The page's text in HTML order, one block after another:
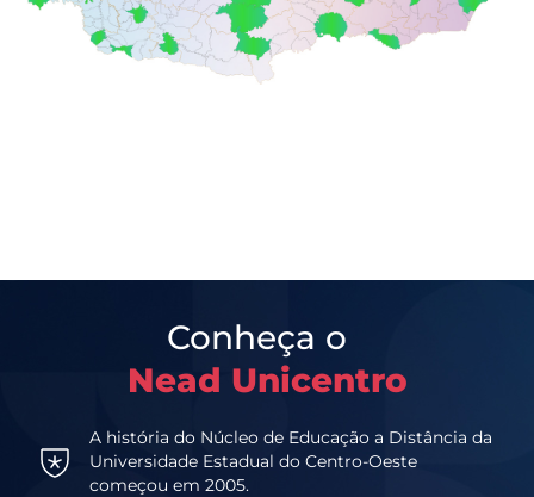
Conheça o
Nead Unicentro
A história do Núcleo de Educação a Distância da
Universidade Estadual do Centro-Oeste
começou em 2005.